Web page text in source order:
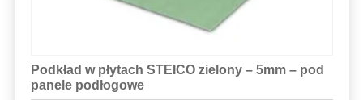
Podkład w płytach STEICO zielony – 5mm – pod
panele podłogowe